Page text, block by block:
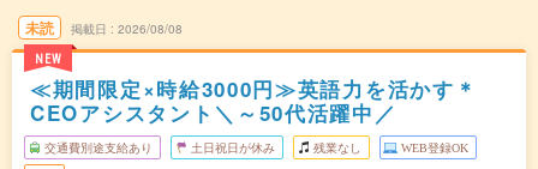
未読
NEW
掲載日 2026/08/08
≪期間限定×時給3000円≫英語力を活かす＊
CEOアシスタント＼～50代活躍中／
交通費別途支給あり 土日祝日が休み 残業なし WEB登録OK